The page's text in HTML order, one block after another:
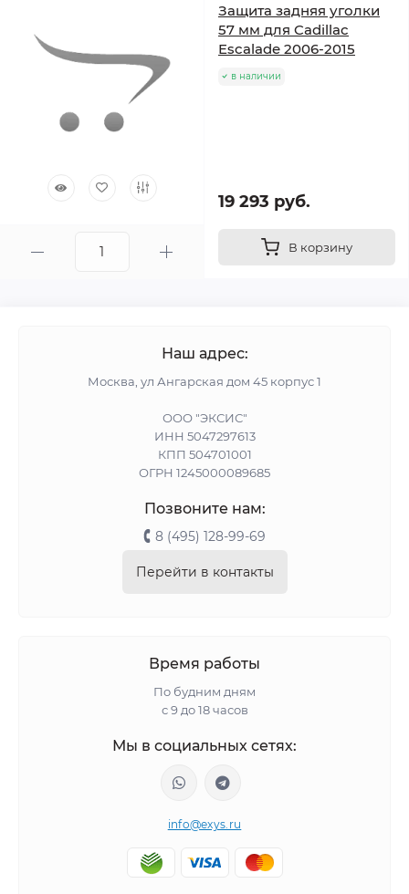
Защита задняя уголки
57 мм для Cadillac
Escalade 2006-2015
в наличии
19 293 руб.
В корзину
Наш адрес:
Москва, ул Ангарская дом 45 корпус 1
ООО "ЭКСИС"
ИНН 5047297613
КПП 504701001
ОГРН 1245000089685
Позвоните нам:
8 (495) 128-99-69
Перейти в контакты
Время работы
По будним дням
с 9 до 18 часов
Мы в социальных сетях:
info@exys.ru